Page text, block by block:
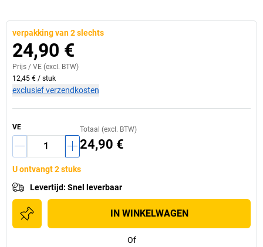
verpakking van 2 slechts
24,90 €
Prijs / VE (excl. BTW)
12,45 € / stuk
exclusief verzendkosten
VE Totaal (excl. BTW)
24,90 €
U ontvangt 2 stuks
Levertijd: Snel leverbaar
IN WINKELWAGEN
Of